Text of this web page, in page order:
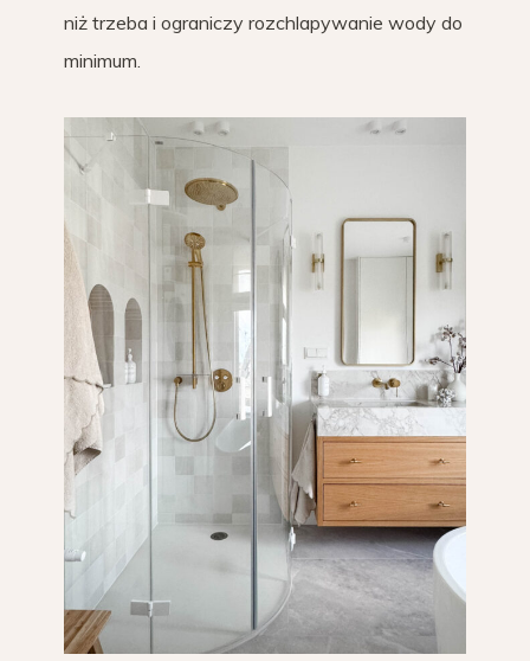
niż trzeba i ograniczy rozchlapywanie wody do
minimum.